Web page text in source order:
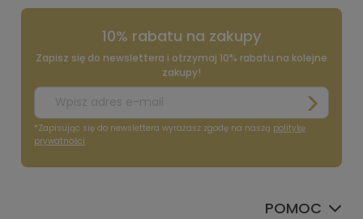
10% rabatu na zakupy
Zapisz się do newslettera i otrzymaj 10% rabatu na kolejne
zakupy!
*Zapisując się do newslettera wyrażasz zgodę na naszą politykę
prywatności
POMOC